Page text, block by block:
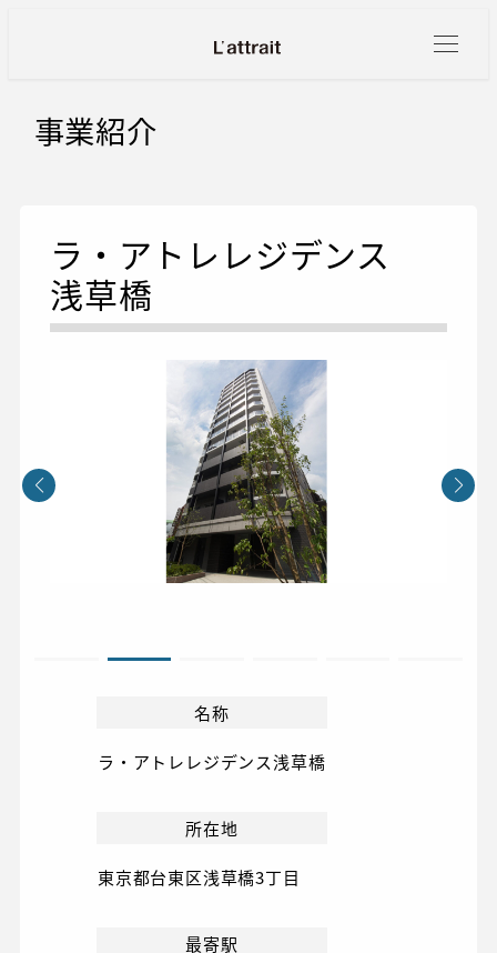
事業紹介
ラ・アトレレジデンス
浅草橋
名称
ラ・アトレレジデンス浅草橋
所在地
東京都台東区浅草橋3丁目
最寄駅